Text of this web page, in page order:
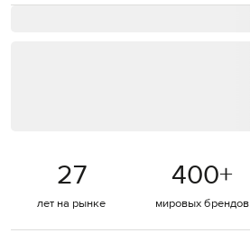
27
лет на рынке
400+
мировых брендов